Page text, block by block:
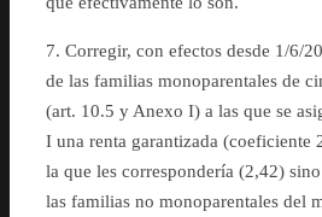
7. Corregir, con efectos desde 1/6/
de las familias monoparentales de
(art. 10.5 y Anexo I) a las que se
I una renta garantizada (coeficiente
la que les correspondería (2,42)
las familias no monoparentales del